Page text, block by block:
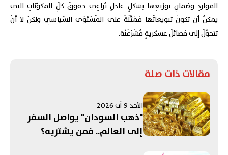
المواردِ وضمانِ توزيعِها بشكلٍ عادلٍ يُراعِي حقوقَ كلَِ المكوّناتِ التي
يمكنُ أن تكونَ تنويعاتُها مُمَثَّلَةً على المُسْتَوَى السّياسِي ولكنْ لا أنْ
تتحوّلَ إلى فصائلَ عسكريةٍ مُشَرْعَنَة.
مقالات ذات صلة
الأحد 9 آب 2026
"ذهب السودان" يواصل السفر
إلى العالم.. فمن يشتريه؟